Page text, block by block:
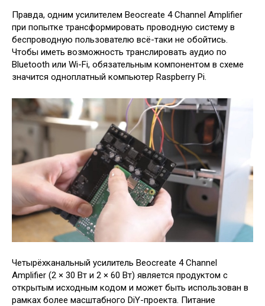
Правда, одним усилителем Beocreate 4 Channel Amplifier
при попытке трансформировать проводную систему в
беспроводную пользователю всё-таки не обойтись.
Чтобы иметь возможность транслировать аудио по
Bluetooth или Wi-Fi, обязательным компонентом в схеме
значится одноплатный компьютер Raspberry Pi.
Четырёхканальный усилитель Beocreate 4 Channel
Amplifier (2 × 30 Вт и 2 × 60 Вт) является продуктом с
открытым исходным кодом и может быть использован в
рамках более масштабного DiY-проекта. Питание